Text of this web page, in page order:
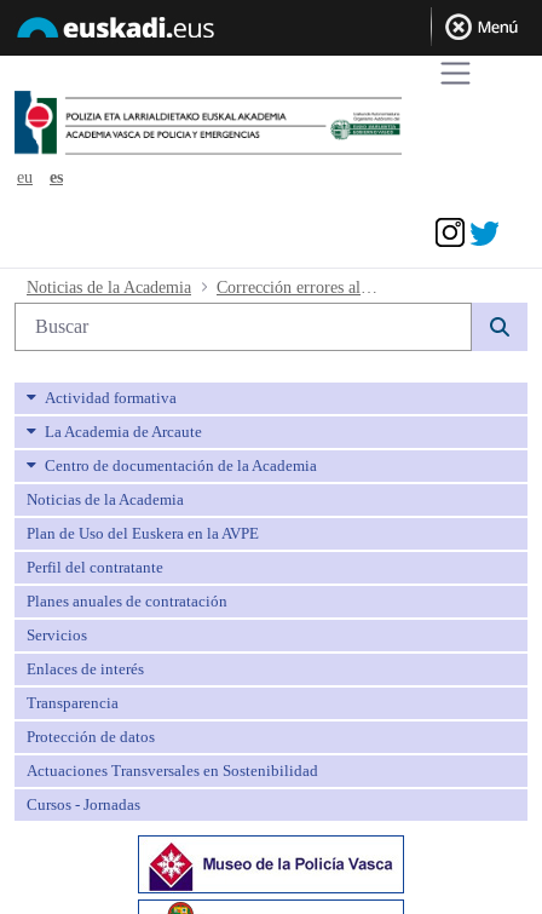
eu
es
Corrección errores al anexo del A.
Noticias de la Academia
Búsqueda web
Actividad formativa
La Academia de Arcaute
Centro de documentación de la Academia
Noticias de la Academia
Plan de Uso del Euskera en la AVPE
Perfil del contratante
Planes anuales de contratación
Servicios
Enlaces de interés
Transparencia
Protección de datos
Actuaciones Transversales en Sostenibilidad
Cursos - Jornadas